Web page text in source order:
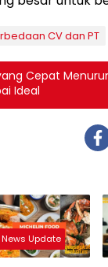
CV dan PT
Cepat
Ideal
News Update